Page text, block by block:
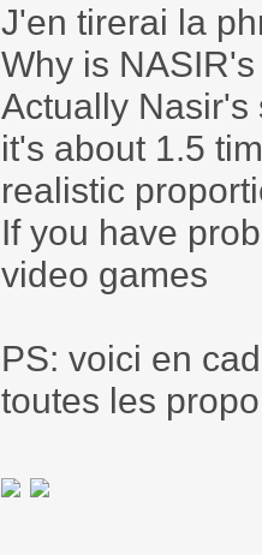
J'en tirerai la
Why is
Actually Nasir's
it's about 1.5
realistic
If you have
video games
PS: voici en
toutes les